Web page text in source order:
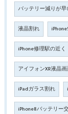
バッテリー減りが早
液晶割れ
iPhone修理駅の近く
アイフォンXR液晶
iPadガラス割れ
iPhone8バッテリー